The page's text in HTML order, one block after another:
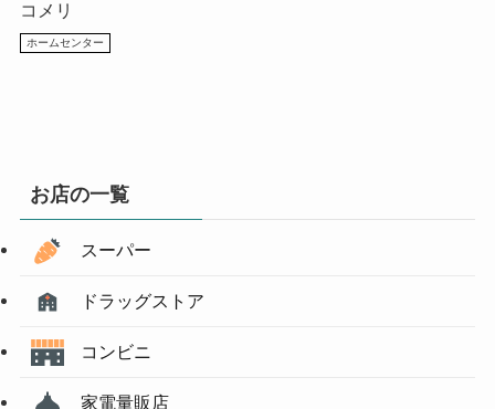
コメリ
ホームセンター
お店の一覧
スーパー
ドラッグストア
コンビニ
家電量販店